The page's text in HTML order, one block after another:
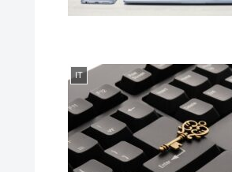
IT